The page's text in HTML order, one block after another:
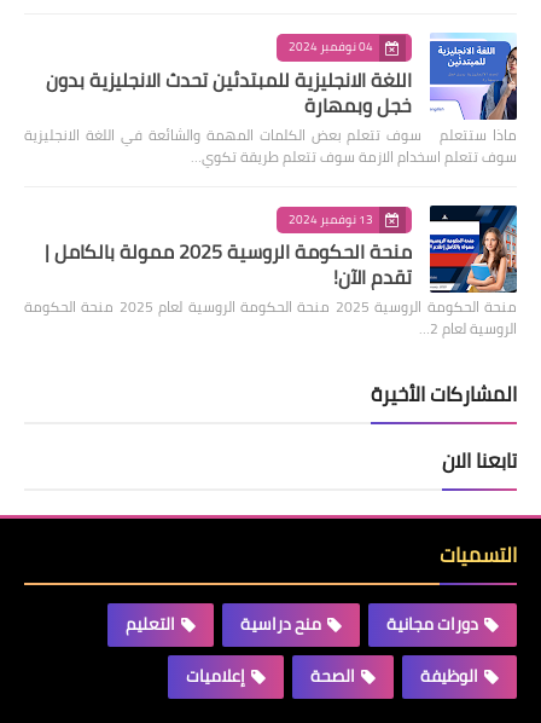
04 نوفمبر 2024
اللغة الانجليزية للمبتدئين تحدث الانجليزية بدون
خجل وبمهارة
ماذا ستتعلم سوف تتعلم بعض الكلمات المهمة والشائعة في اللغة الانجليزية
سوف تتعلم اسخدام الازمة سوف تتعلم طريقة تكوي…
13 نوفمبر 2024
منحة الحكومة الروسية 2025 ممولة بالكامل |
تقدم الآن!
منحة الحكومة الروسية 2025 منحة الحكومة الروسية لعام 2025 منحة الحكومة
الروسية لعام 2…
المشاركات الأخيرة
تابعنا الان
التسميات
دورات مجانية منح دراسية
التعليم
الوظيفة
الصحة إعلاميات